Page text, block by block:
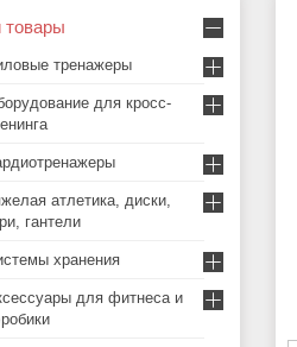
тренажеры
для кросс-
атлетика, диски,
гантели
хранения
для фитнеса и